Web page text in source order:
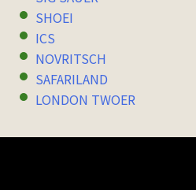
SHOEI
ICS
NOVRITSCH
SAFARILAND
LONDON TWOER